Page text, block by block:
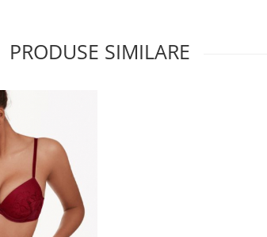
PRODUSE SIMILARE